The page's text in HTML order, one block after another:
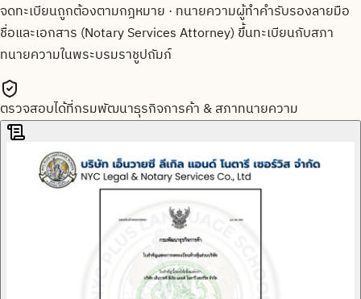
จดทะเบียนถูกต้องตามกฎหมาย · ทนายความผู้ทำคำรับรองลายมือ
ชื่อและเอกสาร (Notary Services Attorney) ขึ้นทะเบียนกับสภา
ทนายความในพระบรมราชูปถัมภ์
ตรวจสอบได้ที่กรมพัฒนาธุรกิจการค้า & สภาทนายความ